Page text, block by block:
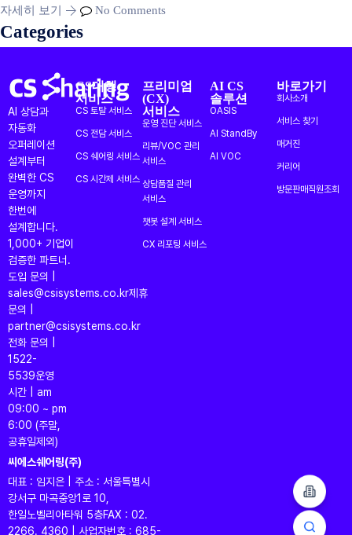
자세히 보기 No Comments
Categories
AI 상담과
자동화
오퍼레이션
설계부터
완벽한 CS
운영까지
한번에
설계합니다.
1,000+ 기업이
검증한 파트너.
도입 문의 |
sales@csisystems.co.kr제휴
문의 |
partner@csisystems.co.kr
전화 문의 |
1522-
5539운영
시간 | am
09:00 ~ pm
6:00 (주말,
공휴일제외)
CS대행
서비스
CS 토탈 서비스
CS 전담 서비스
CS 쉐어링 서비스
CS 시간제 서비스
프리미엄
(CX)
서비스
운영 진단 서비스
리뷰/VOC 관리
서비스
상담품질 관리
서비스
챗봇 설계 서비스
CX 리포팅 서비스
AI CS
솔루션
OASIS
AI StandBy
AI VOC
바로가기
회사소개
서비스 찾기
매거진
커리어
방문판매직원조회
씨에스쉐어링(주)
대표 : 임지은 | 주소 : 서울특별시
강서구 마곡중앙1로 10,
한일노벨리아타워 5층FAX : 02.
2266. 4360 | 사업자번호 : 685-